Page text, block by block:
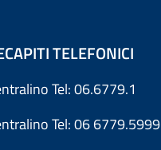
TELEFONICI
Tel: 06.6779.1
Tel: 06 6779.5999